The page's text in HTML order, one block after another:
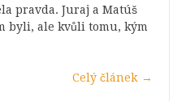
pravda. Juraj a Matúš
byli, ale kvůli tomu, kým
Celý článek →